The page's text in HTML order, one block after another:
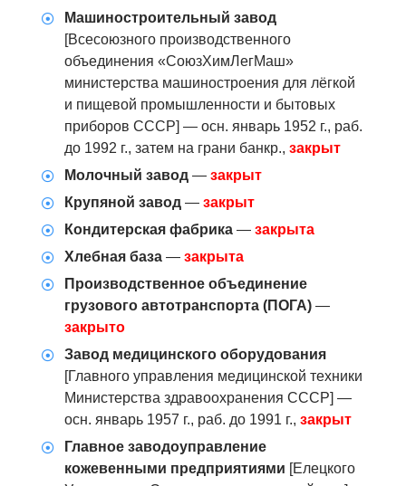
Машиностроительный завод
[Всеcоюзного производственного
объединения «СоюзХимЛегМаш»
министерства машиностроения для лёгкой
и пищевой промышленности и бытовых
приборов СССР] — осн. январь 1952 г., раб.
до 1992 г., затем на грани банкр., закрыт
Молочный завод — закрыт
Крупяной завод — закрыт
Кондитерская фабрика — закрыта
Хлебная база — закрыта
Производственное объединение
грузового автотранспорта (ПОГА) —
закрыто
Завод медицинского оборудования
[Главного управления медицинской техники
Министерства здравоохранения СССР] —
осн. январь 1957 г., раб. до 1991 г., закрыт
Главное заводоуправление
кожевенными предприятиями [Елецкого